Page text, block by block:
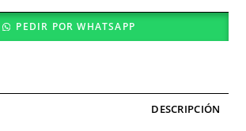
PEDIR POR WHATSAPP
DESCRIPCIÓN